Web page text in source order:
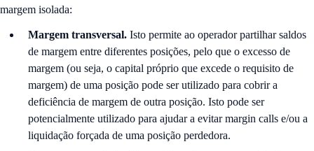
margem isolada:
Margem transversal. Isto permite ao operador partilhar saldos
de margem entre diferentes posições, pelo que o excesso de
margem (ou seja, o capital próprio que excede o requisito de
margem) de uma posição pode ser utilizado para cobrir a
deficiência de margem de outra posição. Isto pode ser
potencialmente utilizado para ajudar a evitar margin calls e/ou a
liquidação forçada de uma posição perdedora.